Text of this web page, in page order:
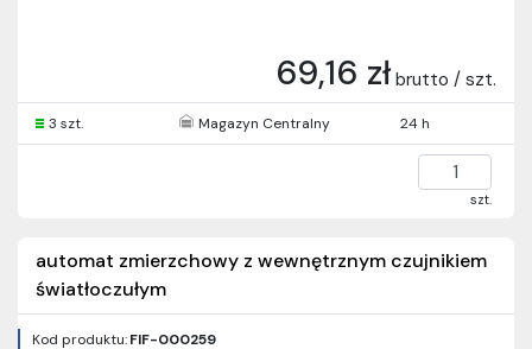
69,16 zł brutto / szt.
3 szt. Magazyn Centralny 24 h
szt.
automat zmierzchowy z wewnętrznym czujnikiem
światłoczułym
Kod produktu:FIF-000259